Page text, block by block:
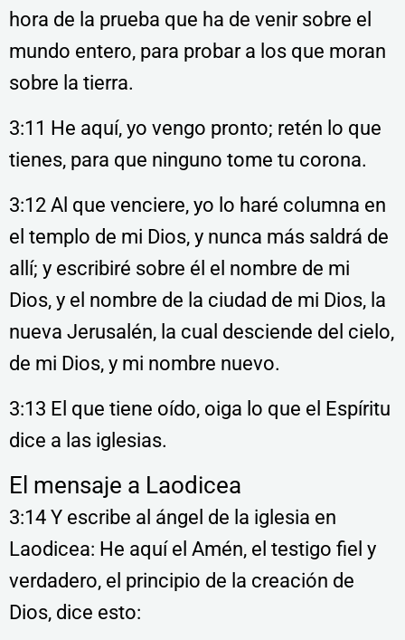
hora de la prueba que ha de venir sobre el
mundo entero, para probar a los que moran
sobre la tierra.
3:11 He aquí, yo vengo pronto; retén lo que
tienes, para que ninguno tome tu corona.
3:12 Al que venciere, yo lo haré columna en
el templo de mi Dios, y nunca más saldrá de
allí; y escribiré sobre él el nombre de mi
Dios, y el nombre de la ciudad de mi Dios, la
nueva Jerusalén, la cual desciende del cielo,
de mi Dios, y mi nombre nuevo.
3:13 El que tiene oído, oiga lo que el Espíritu
dice a las iglesias.
El mensaje a Laodicea
3:14 Y escribe al ángel de la iglesia en
Laodicea: He aquí el Amén, el testigo fiel y
verdadero, el principio de la creación de
Dios, dice esto: